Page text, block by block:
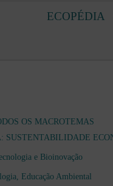
ECOPÉDIA
OS MACROTEMAS
SUSTENTABILIDADE
e Bioinovação
, Educação Ambiental